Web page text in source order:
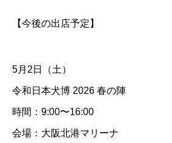
【今後の出店予定】
5月2日（土）
令和日本犬博 2026 春の陣
時間：9:00〜16:00
会場：大阪北港マリーナ